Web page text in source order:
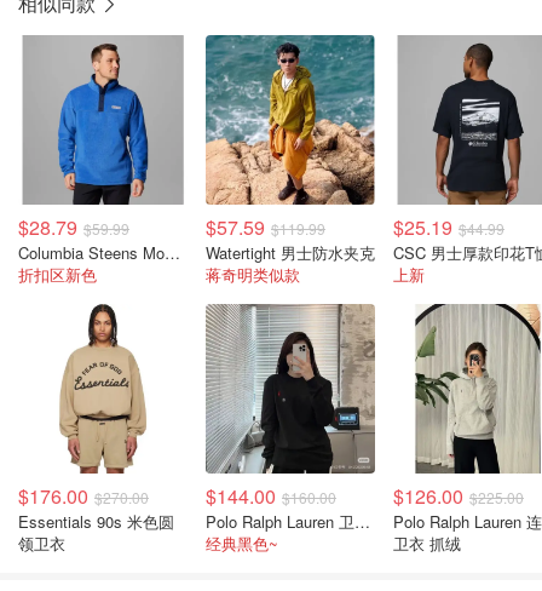
$28.79 $59.99
Columbia Steens Mountain II 男士抓绒套头衫
折扣区新色
$57.59 $119.99
Watertight 男士防水夹克
蒋奇明类似款
$25.19 $44.99
CSC 男士厚款印花T
上新
$176.00 $270.00
Essentials 90s 米色圆
领卫衣
$144.00 $160.00
Polo Ralph Lauren 卫衣 黑色
经典黑色~
$126.00 $225.00
Polo Ralph Lauren
卫衣 抓绒